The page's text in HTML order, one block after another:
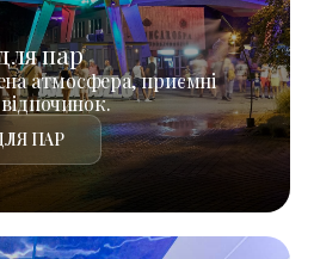
пар
атмосфера, приємні
ПАР